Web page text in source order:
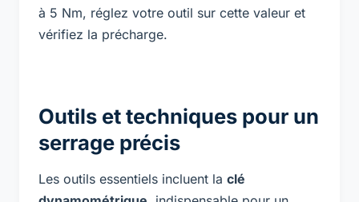
à 5 Nm, réglez votre outil sur cette valeur et
vérifiez la précharge.
Outils et techniques pour un
serrage précis
Les outils essentiels incluent la clé